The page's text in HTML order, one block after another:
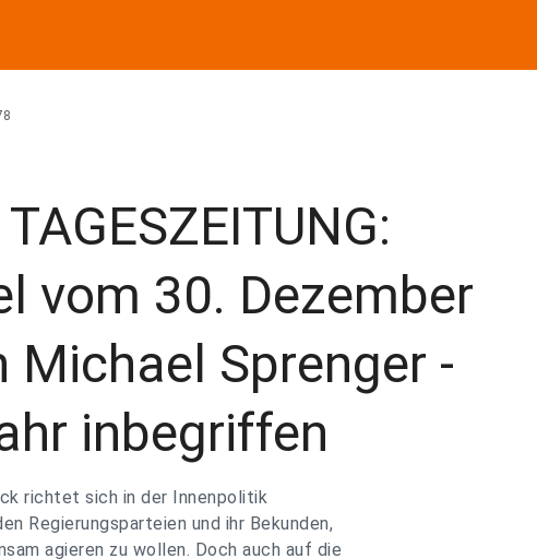
vom 30. Dezember
Michael Sprenger -
inbegriffen
richtet sich in der Innenpolitik
Regierungsparteien und ihr Bekunden,
agieren zu wollen. Doch auch auf die